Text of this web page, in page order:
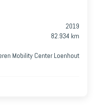
2019
82.934 km
Mobility Center Loenhout